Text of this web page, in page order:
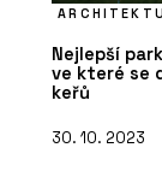
Nejlepší
ve které se
keřů
30. 10. 2023